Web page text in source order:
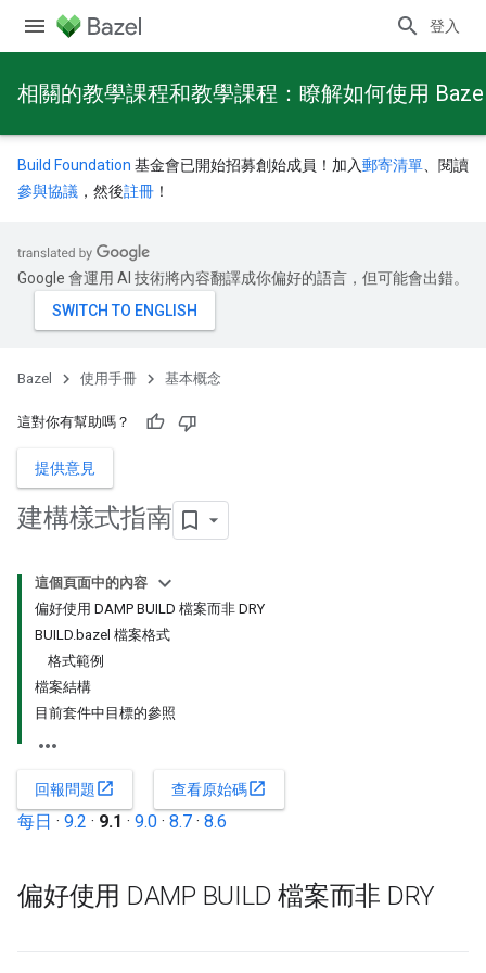
登入
相關的教學課程和教學課程：瞭解如何使用
Build Foundation 基金會已開始招募創始成員！加入郵寄清單 、閱讀
參與協議 ，然後註冊 ！
Google 會運用 AI 技術將內容翻譯成你偏好的語言，但可能會出錯。
Bazel 使用手冊 基本概念
這對你有幫助嗎？
提供意見
建構樣式指南
這個頁面中的內容
偏好使用 DAMP BUILD 檔案而非 DRY
BUILD.bazel 檔案格式
格式範例
檔案結構
目前套件中目標的參照
回報問題open_in_new 查看原始碼open_in_new
每日 · 9.2 · 9.1 · 9.0 · 8.7 · 8.6
偏好使用 DAMP BUILD 檔案而非 DRY